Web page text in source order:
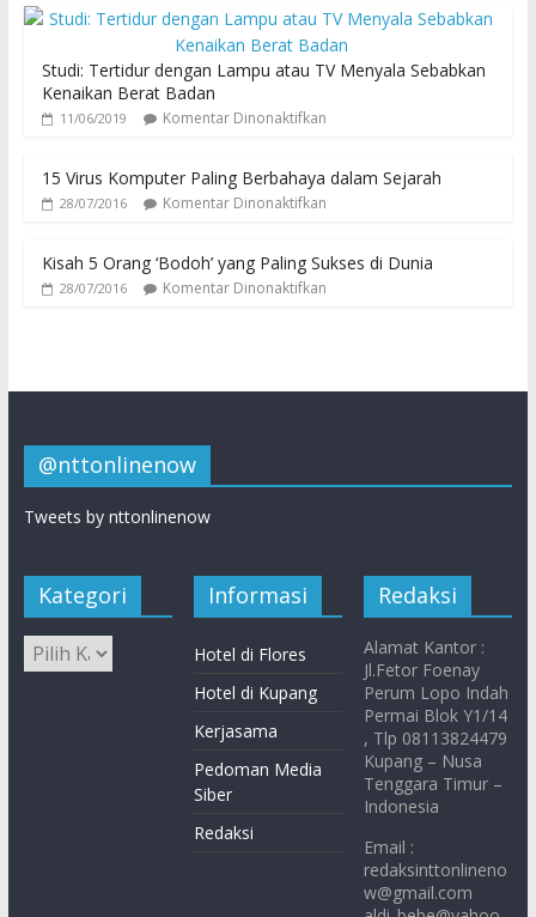
Studi: Tertidur dengan Lampu atau TV Menyala Sebabkan
Kenaikan Berat Badan
11/06/2019 Komentar Dinonaktifkan
15 Virus Komputer Paling Berbahaya dalam Sejarah
28/07/2016 Komentar Dinonaktifkan
Kisah 5 Orang ‘Bodoh’ yang Paling Sukses di Dunia
28/07/2016 Komentar Dinonaktifkan
@nttonlinenow
Tweets by nttonlinenow
Kategori Informasi
Hotel di Flores
Hotel di Kupang
Kerjasama
Pedoman Media
Siber
Redaksi
Redaksi
Alamat Kantor :
Jl.Fetor Foenay
Perum Lopo Indah
Permai Blok Y1/14
, Tlp 08113824479
Kupang – Nusa
Tenggara Timur –
Indonesia
Email :
redaksinttonlineno
w@gmail.com